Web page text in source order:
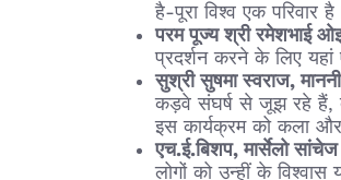
है-पूरा विश्व एक परिवार
परम पूज्य श्री रमेशभाई
प्रदर्शन करने के लिए यहां
सुश्री सुषमा स्वराज,
कड़वे संघर्ष से जूझ रहे हैं,
इस कार्यक्रम को कला
एच.ई.बिशप, मार्सेलो
लोगों को उन्हीं के